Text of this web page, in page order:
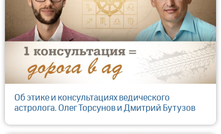
Об этике и консультациях ведического
астролога. Олег Торсунов и Дмитрий Бутузов